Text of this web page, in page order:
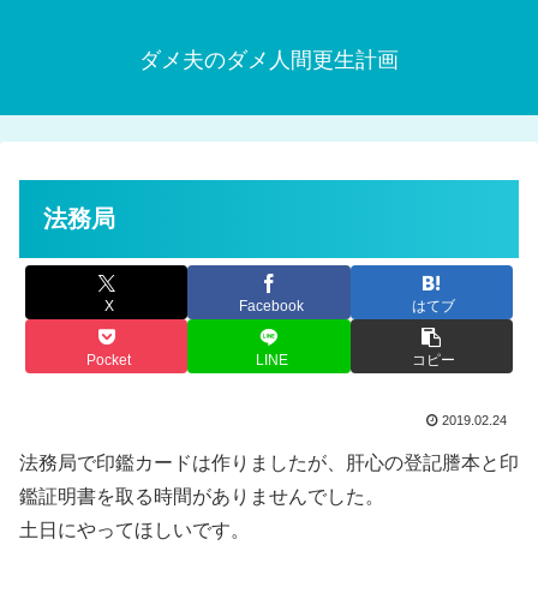
ダメ夫のダメ人間更生計画
法務局
X Facebook はてブ
Pocket LINE コピー
2019.02.24
法務局で印鑑カードは作りましたが、肝心の登記謄本と印
鑑証明書を取る時間がありませんでした。
土日にやってほしいです。